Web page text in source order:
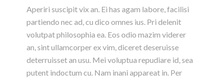
Aperiri suscipit vix an. Ei has agam labore, facilisi
partiendo nec ad, cu dico omnes ius. Pri delenit
volutpat philosophia ea. Eos odio mazim viderer
an, sint ullamcorper ex vim, diceret deseruisse
deterruisset an usu. Mei voluptua repudiare id, sea
putent indoctum cu. Nam inani appareat in. Per